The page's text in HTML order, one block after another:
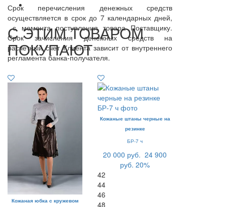
Срок перечисления денежных средств
осуществляется в срок до 7 календарных дней,
с момента поступления товара Поставщику.
Срок зачисления денежных средств на
расчетный счет Клиента зависит от внутреннего
регламента банка-получателя.
С ЭТИМ ТОВАРОМ
ПОКУПАЮТ
Кожаная юбка с кружевом
Кожаные штаны черные на
резинке
БР-7 ч
20 000 руб. 24 900
руб. 20%
42
44
46
48